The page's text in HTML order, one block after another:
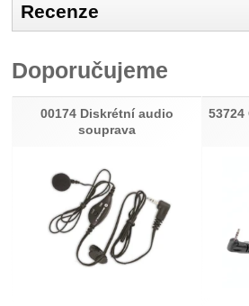
Recenze
Recenze
Nebyla přidána žádná
Doporučujeme
00174 Diskrétní audio
souprava